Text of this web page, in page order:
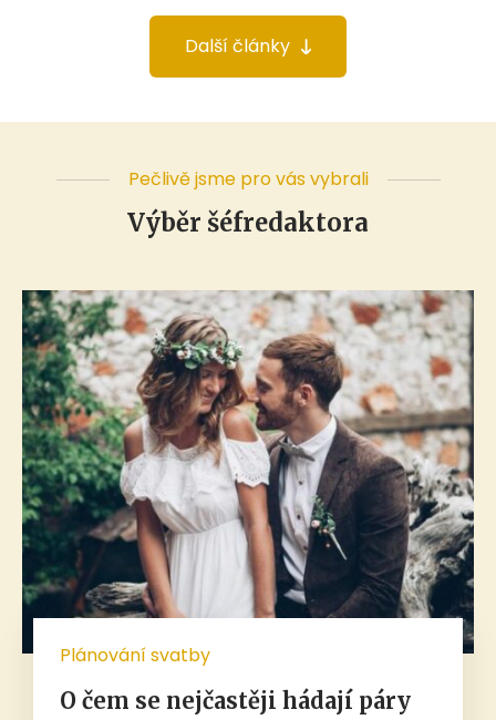
Další články
Pečlivě jsme pro vás vybrali
Výběr šéfredaktora
Plánování svatby
O čem se nejčastěji hádají páry